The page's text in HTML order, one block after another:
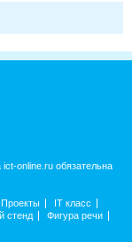
online.ru обязательна
Проекты
IT класс
стенд
Фигура речи